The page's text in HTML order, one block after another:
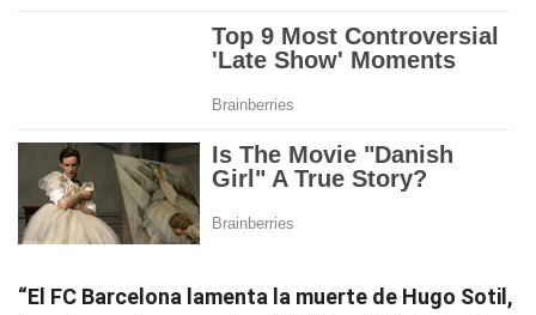
“El FC Barcelona lamenta la muerte de Hugo Sotil,